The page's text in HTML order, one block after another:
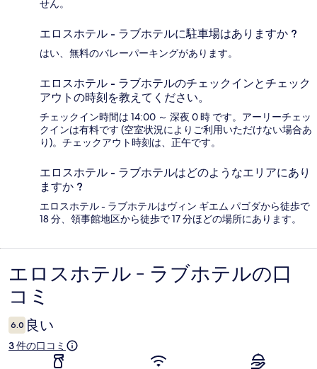
せん。
エロスホテル - ラブホテルに駐車場はありますか ?
はい、無料のバレーパーキングがあります。
エロスホテル - ラブホテルのチェックインとチェック
アウトの時刻を教えてください。
チェックイン時間は 14:00 ～ 深夜 0 時 です。アーリーチェッ
クインは有料です (空室状況によりご利用いただけない場合あ
り)。チェックアウト時刻は、正午です。
エロスホテル - ラブホテルはどのようなエリアにあり
ますか ?
エロスホテル - ラブホテルはヴィン ギエム パゴダから徒歩で
18 分、領事館地区から徒歩で 17 分ほどの場所にあります。
口
コ
ミ
エロスホテル - ラブホテルの口
コミ
6.0 良い
3 件の口コミ